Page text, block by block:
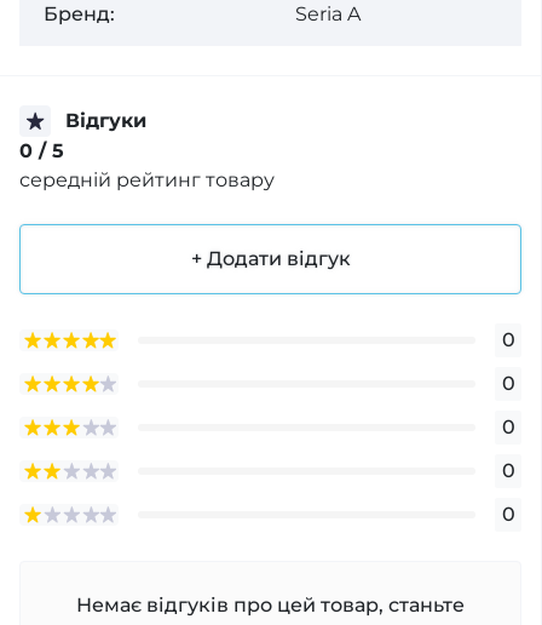
Бренд: Seria A
Відгуки
0 / 5
середній рейтинг товару
+ Додати відгук
0
0
0
0
0
Немає відгуків про цей товар, станьте